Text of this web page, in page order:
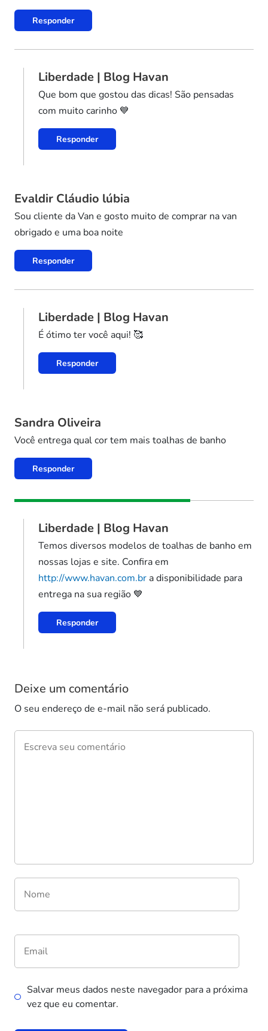
Responder
Liberdade | Blog Havan
Que bom que gostou das dicas! São pensadas
com muito carinho 💙
Responder
Evaldir Cláudio lúbia
Sou cliente da Van e gosto muito de comprar na van
obrigado e uma boa noite
Responder
Liberdade | Blog Havan
É ótimo ter você aqui! 🥰
Responder
Sandra Oliveira
Você entrega qual cor tem mais toalhas de banho
Responder
Liberdade | Blog Havan
Temos diversos modelos de toalhas de banho em
nossas lojas e site. Confira em
http://www.havan.com.br a disponibilidade para
entrega na sua região 💙
Responder
Deixe um comentário
O seu endereço de e-mail não será publicado.
Salvar meus dados neste navegador para a próxima
vez que eu comentar.